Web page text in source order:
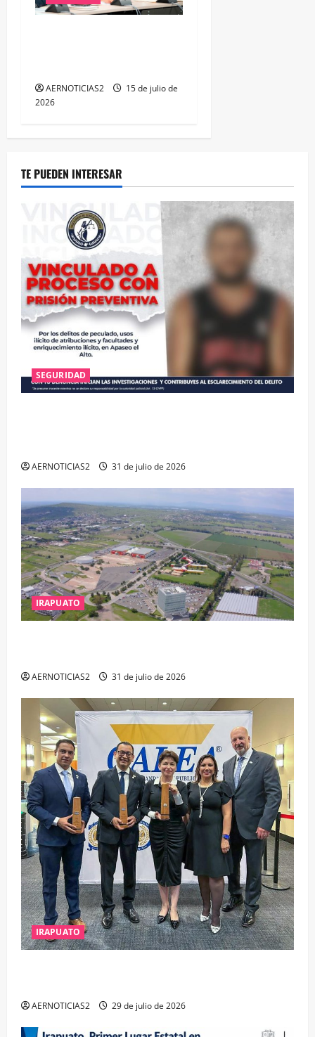
AERNOTICIAS2
15 de julio de
2026
TE PUEDEN INTERESAR
SEGURIDAD
AERNOTICIAS2 31 de julio de 2026
IRAPUATO
AERNOTICIAS2 31 de julio de 2026
IRAPUATO
AERNOTICIAS2 29 de julio de 2026